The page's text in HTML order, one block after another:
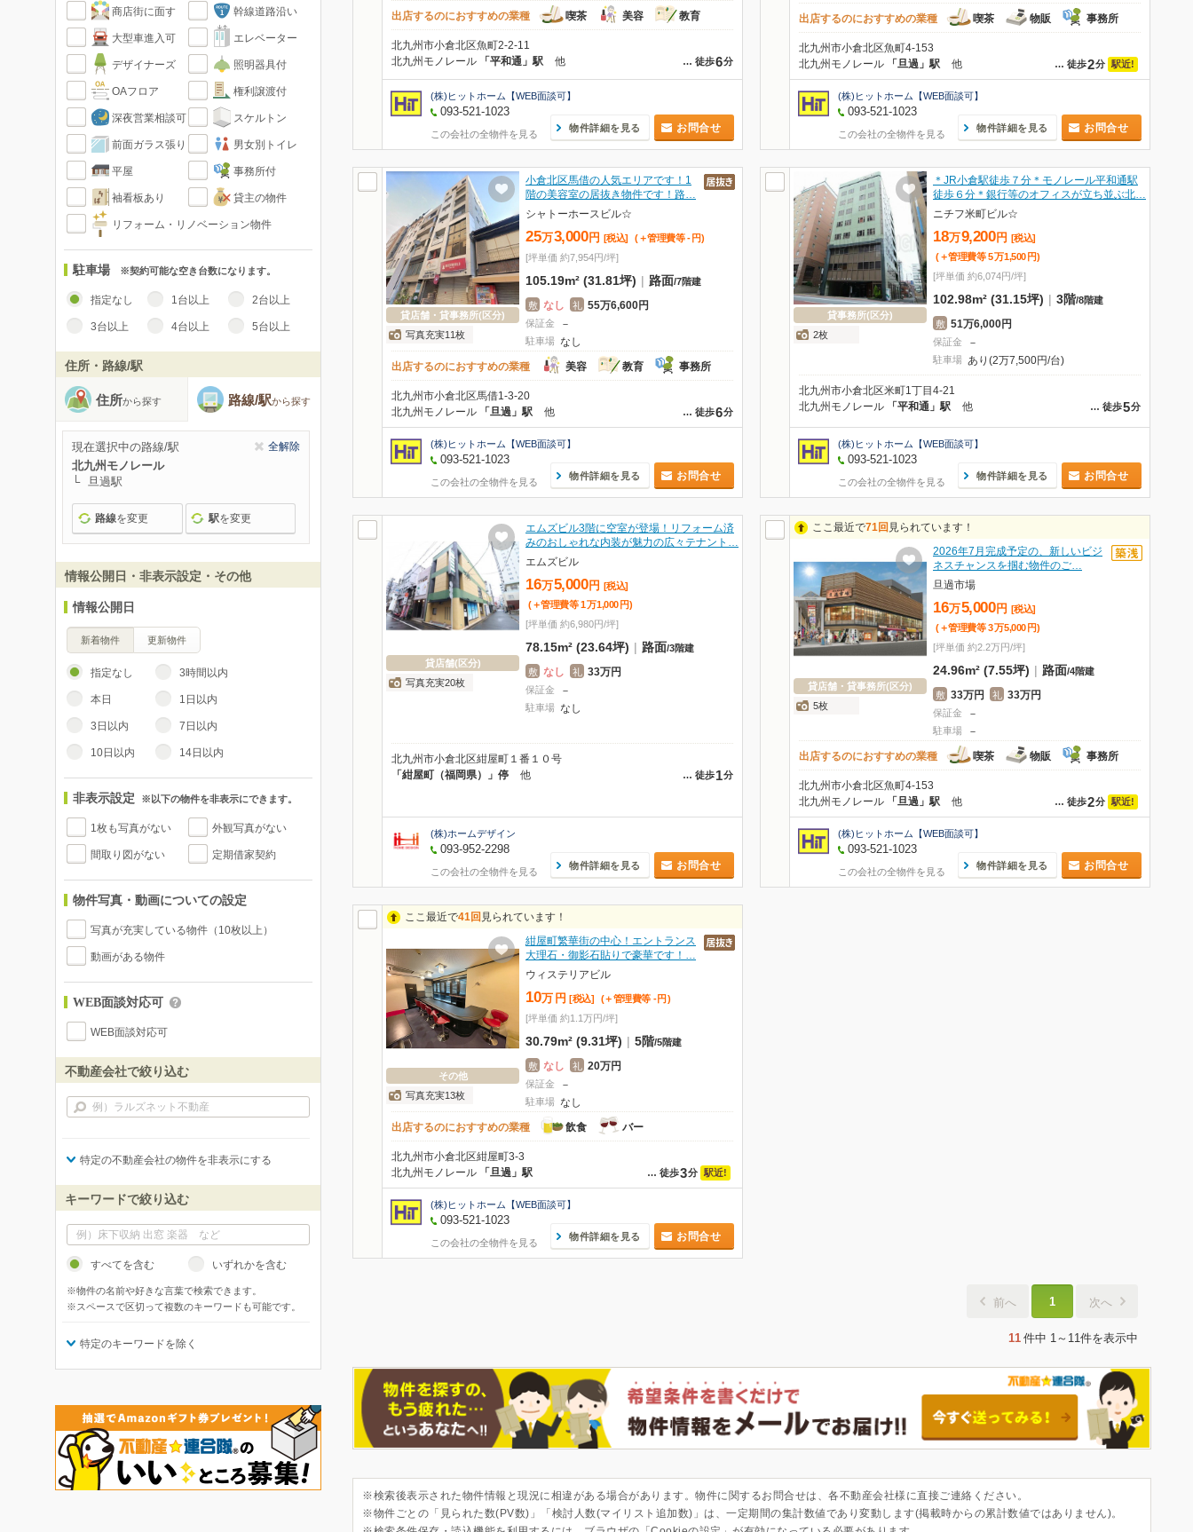
商店街に面す 幹線道路沿い
大型車進入可 エレベーター
デザイナーズ 照明器具付
OAフロア 権利譲渡付
深夜営業相談可 スケルトン
前面ガラス張り 男女別トイレ
平屋 事務所付
袖看板あり 貸主の物件
リフォーム・リノベーション物件
駐車場 ※契約可能な空き台数になります。
指定なし 1台以上 2台以上
3台以上 4台以上 5台以上
住所・路線/駅
住所から探す 路線/駅から探す
現在選択中の路線/駅 全解除
北九州モノレール
旦過駅
路線を変更 駅を変更
情報公開日・非表示設定・その他
情報公開日
新着物件 更新物件
指定なし 3時間以内
本日 1日以内
3日以内 7日以内
10日以内 14日以内
非表示設定 ※以下の物件を非表示にできます。
1枚も写真がない 外観写真がない
間取り図がない 定期借家契約
物件写真・動画についての設定
写真が充実している物件（10枚以上）
動画がある物件
WEB面談対応可
WEB面談対応可
不動産会社で絞り込む
特定の不動産会社の物件を非表示にする
キーワードで絞り込む
すべてを含む いずれかを含む
※物件の名前や好きな言葉で検索できます。
※スペースで区切って複数のキーワードも可能です。
特定のキーワードを除く
出店するのにおすすめの業種 喫茶 美容 教育
北九州市小倉北区魚町2-2-11
… 徒歩6分
北九州モノレール 「平和通」駅 他
(株)ヒットホーム【WEB面談可】
093-521-1023
この会社の全物件を見る
物件詳細を見る お問合せ
出店するのにおすすめの業種
喫茶 物販 事務所
北九州市小倉北区魚町4-153
… 徒歩2分 駅近!
北九州モノレール 「旦過」駅 他
(株)ヒットホーム【WEB面談可】
093-521-1023
この会社の全物件を見る
物件詳細を見る お問合せ
貸店舗・貸事務所(区分)
写真充実11枚
小倉北区馬借の人気エリアです！1
階の美容室の居抜き物件です！路…
シャトーホースビル☆
25万3,000 円 [税込] (＋管理費等 - 円)
[坪単価 約7,954円/坪]
105.19m² (31.81坪) | 路面/7階建
敷 なし 礼 55万6,600円
保証金 －
駐車場 なし
出店するのにおすすめの業種
美容 教育 事務所
北九州市小倉北区馬借1-3-20
… 徒歩6分
北九州モノレール 「旦過」駅 他
(株)ヒットホーム【WEB面談可】
093-521-1023
この会社の全物件を見る
物件詳細を見る お問合せ
貸事務所(区分)
2枚
＊JR小倉駅徒歩７分＊モノレール平和通駅
徒歩６分＊銀行等のオフィスが立ち並ぶ北…
ニチフ米町ビル☆
18万9,200 円
[税込]
(＋管理費等 5万1,500 円)
[坪単価 約6,074円/坪]
102.98m² (31.15坪) | 3階/8階建
敷 51万6,000円
保証金 －
駐車場 あり(2万7,500円/台)
北九州市小倉北区米町1丁目4-21
… 徒歩5分
北九州モノレール 「平和通」駅 他
(株)ヒットホーム【WEB面談可】
093-521-1023
この会社の全物件を見る
物件詳細を見る お問合せ
貸店舗(区分)
写真充実20枚
エムズビル3階に空室が登場！リフォーム済
みのおしゃれな内装が魅力の広々テナント…
エムズビル
16万5,000 円
[税込]
(＋管理費等 1万1,000 円)
[坪単価 約6,980円/坪]
78.15m² (23.64坪) | 路面/3階建
敷 なし 礼 33万円
保証金 －
駐車場 なし
北九州市小倉北区紺屋町１番１０号
… 徒歩1分
「紺屋町（福岡県）」停 他
(株)ホームデザイン
093-952-2298
この会社の全物件を見る
物件詳細を見る お問合せ
ここ最近で71回 見られています！
貸店舗・貸事務所(区分)
5枚
2026年7月完成予定の、新しいビジ
ネスチャンスを掴む物件のご…
旦過市場
16万5,000 円
[税込]
(＋管理費等 3万5,000 円)
[坪単価 約2.2万円/坪]
24.96m² (7.55坪) | 路面/4階建
敷 33万円 礼 33万円
保証金 －
駐車場
－
出店するのにおすすめの業種
喫茶 物販 事務所
北九州市小倉北区魚町4-153
… 徒歩2分 駅近!
北九州モノレール 「旦過」駅 他
(株)ヒットホーム【WEB面談可】
093-521-1023
この会社の全物件を見る
物件詳細を見る お問合せ
ここ最近で41回 見られています！
その他
写真充実13枚
紺屋町繁華街の中心！エントランス
大理石・御影石貼りで豪華です！…
ウィステリアビル
10万 円 [税込] (＋管理費等 - 円 )
[坪単価 約1.1万円/坪]
30.79m² (9.31坪) | 5階/5階建
敷 なし 礼 20万円
保証金 －
駐車場 なし
出店するのにおすすめの業種
飲食 バー
北九州市小倉北区紺屋町3-3
… 徒歩3分 駅近!
北九州モノレール 「旦過」駅
(株)ヒットホーム【WEB面談可】
093-521-1023
この会社の全物件を見る
物件詳細を見る お問合せ
前へ 1 次へ
11 件中 1～11件を表示中
※検索後表示された物件情報と現況に相違がある場合があります。物件に関するお問合せは、各不動産会社様に直接ご連絡ください。
※物件ごとの「見られた数(PV数)」「検討人数(マイリスト追加数)」は、一定期間の集計数値であり変動します(掲載時からの累計数値ではありません)。